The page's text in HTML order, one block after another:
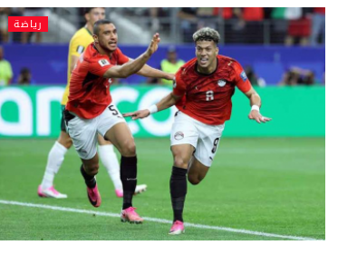
رياضة